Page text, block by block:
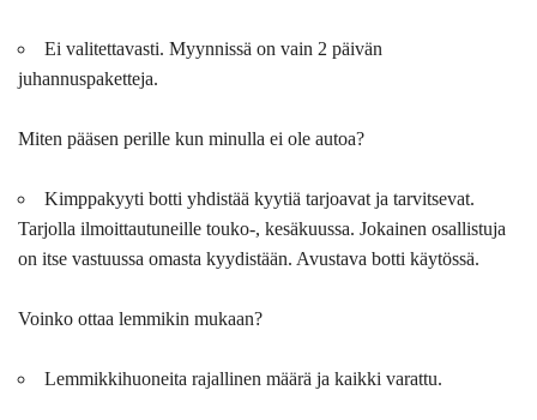
Ei valitettavasti. Myynnissä on vain 2 päivän
juhannuspaketteja.
Miten pääsen perille kun minulla ei ole autoa?
Kimppakyyti botti yhdistää kyytiä tarjoavat ja tarvitsevat.
Tarjolla ilmoittautuneille touko-, kesäkuussa. Jokainen osallistuja
on itse vastuussa omasta kyydistään. Avustava botti käytössä.
Voinko ottaa lemmikin mukaan?
Lemmikkihuoneita rajallinen määrä ja kaikki varattu.